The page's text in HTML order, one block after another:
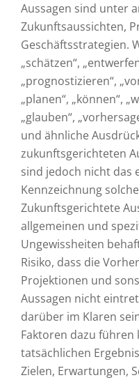
Aussagen sind unter
Zukunftsaussichten,
Geschäftsstrategien.
„schätzen“,
„prognostizieren“,
„planen“, „können“,
„glauben“,
und ähnliche
zukunftsgerichteten
sind jedoch nicht das
Kennzeichnung
Zukunftsgerichtete
allgemeinen und
Ungewissheiten
Risiko, dass die
Projektionen und
Aussagen nicht
darüber im Klaren
Faktoren dazu führen
tatsächlichen
Zielen, Erwartungen,